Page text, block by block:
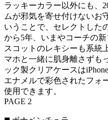
ラッキーカラー以外にも、
ムが邪気を寄せ付けないお
いうことで、セレクトした
から5年、いまやコーチの
スコットのレキシーも系統
マホと一緒に肌身離さずも
ック製クリアケースは
エナメルで彩色されたフォ
使用できます。
PAGE 2